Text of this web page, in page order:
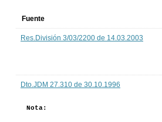
Fuente
Res.División 3/03/2200 de 14.03.2003
Dto.JDM 27.310 de 30.10.1996
Nota: